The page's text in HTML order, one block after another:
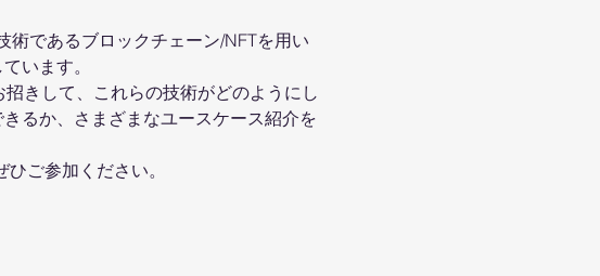
術であるブロックチェーン/NFTを用い
います。
きして、これらの技術がどのようにし
るか、さまざまなユースケース紹介を
ご参加ください。